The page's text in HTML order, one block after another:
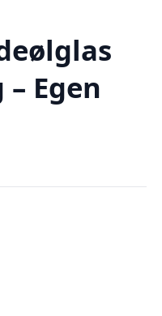
Egen